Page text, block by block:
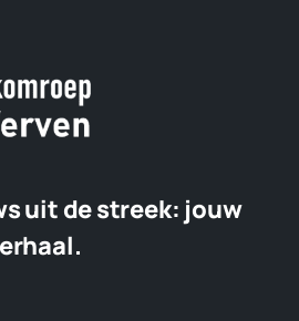
uit de streek: jouw